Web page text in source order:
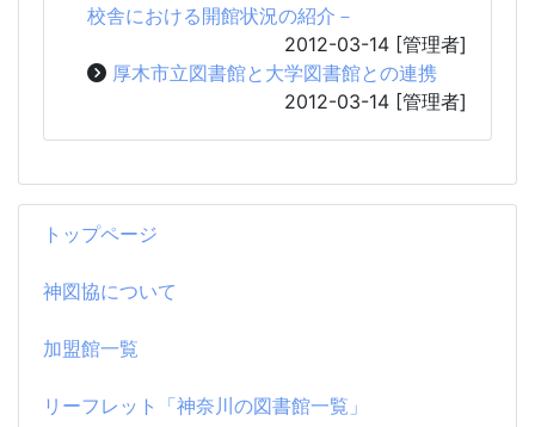
トップページ
神図協について
加盟館一覧
リーフレット「神奈川の図書館一覧」
校舎における開館状況の紹介－
2012-03-14 [管理者]
厚木市立図書館と大学図書館との連携
2012-03-14 [管理者]